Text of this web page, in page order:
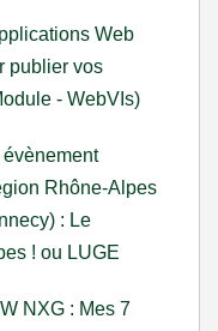
Web
publier vos
- WebVIs)
évènement
Rhône-Alpes
: Le
! ou LUGE
NXG : Mes 7